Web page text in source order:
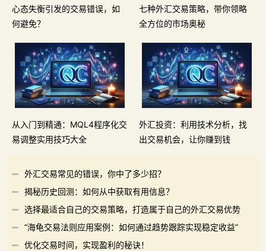
心态失衡引发的交易错误，如
何避免？
七种外汇交易策略，带你领略
全方位的市场奥秘
从入门到精通：MQL4程序化交
易调整实用技巧大全
外汇投资：利用技术分析，找
出交易机会，让你赚到钱
外汇交易常见的错误，你中了多少招？
揭秘历史回测：如何从中获取有用信息？
选择最适合自己的交易策略，打造属于自己的外汇交易优势
“海龟交易法则应用案例：如何通过趋势跟踪实现稳定收益”
优化交易时间，实现盈利的秘诀！